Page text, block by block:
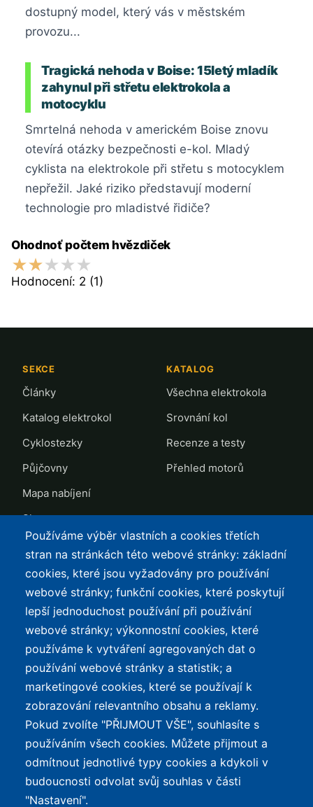
dostupný model, který vás v městském
provozu...
Tragická nehoda v Boise: 15letý mladík
zahynul při střetu elektrokola a
motocyklu
Smrtelná nehoda v americkém Boise znovu
otevírá otázky bezpečnosti e-kol. Mladý
cyklista na elektrokole při střetu s motocyklem
nepřežil. Jaké riziko představují moderní
technologie pro mladistvé řidiče?
Ohodnoť počtem hvězdiček
Hodnocení: 2 (1)
SEKCE
Články
Katalog elektrokol
Cyklostezky
Půjčovny
Mapa nabíjení
Slevy
KATALOG
Všechna elektrokola
Srovnání kol
Recenze a testy
Přehled motorů
TOP LISTY Z DAT
Přehled top listů
Nejlehčí elektrokola
Největší dojezd
Nejlevnější s Bosch CX
Největší poklesy cen
Nejlepší poměr
cena/výkon
SERVIS
Kontakt
Podmínky užívání a
ochrana osobních údajů
e-Biker Point
Mapa stránek
O WEBU
Průvodce světem
elektrokol — recenze,
Používáme výběr vlastních a cookies třetích
stran na stránkách této webové stránky: základní
cookies, které jsou vyžadovány pro používání
webové stránky; funkční cookies, které poskytují
lepší jednoduchost používání při používání
webové stránky; výkonnostní cookies, které
používáme k vytváření agregovaných dat o
používání webové stránky a statistik; a
marketingové cookies, které se používají k
zobrazování relevantního obsahu a reklamy.
Pokud zvolíte "PŘIJMOUT VŠE", souhlasíte s
používáním všech cookies. Můžete přijmout a
odmítnout jednotlivé typy cookies a kdykoli v
budoucnosti odvolat svůj souhlas v části
"Nastavení".
REKLAMA